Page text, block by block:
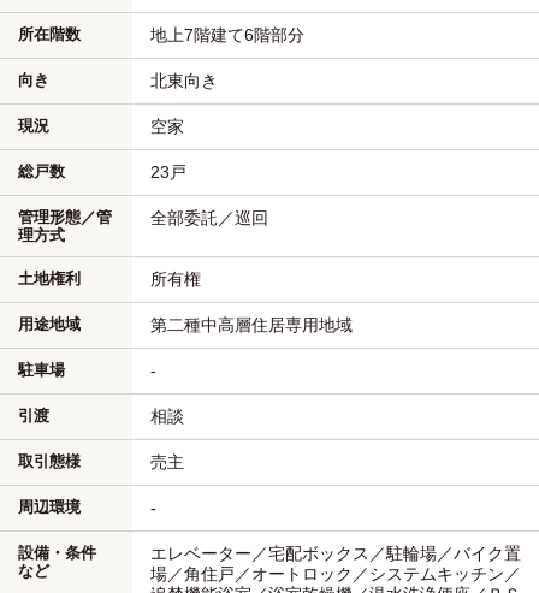
所在階数 地上7階建て6階部分
向き 北東向き
現況 空家
総戸数 23戸
管理形態／管
理方式
全部委託／巡回
土地権利 所有権
用途地域 第二種中高層住居専用地域
駐車場 -
引渡 相談
取引態様 売主
周辺環境 -
設備・条件
など
エレベーター／宅配ボックス／駐輪場／バイク置
場／角住戸／オートロック／システムキッチン／